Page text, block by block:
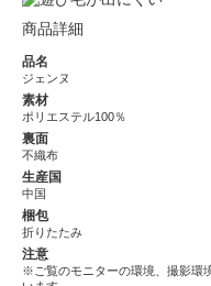
商品詳細
品名
ジェンヌ
素材
ポリエステル100％
裏面
不織布
生産国
中国
梱包
折りたたみ
注意
※ご覧のモニターの環境、撮影環